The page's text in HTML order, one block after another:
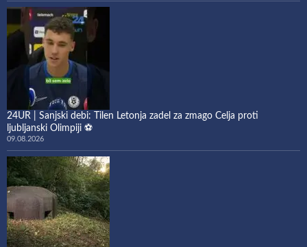
24UR | Sanjski debi: Tilen Letonja zadel za zmago Celja proti
ljubljanski Olimpiji ⚽
09.08.2026